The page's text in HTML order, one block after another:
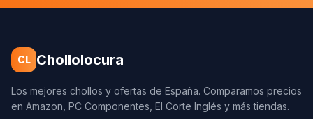
CL Chollolocura
Los mejores chollos y ofertas de España. Comparamos precios
en Amazon, PC Componentes, El Corte Inglés y más tiendas.